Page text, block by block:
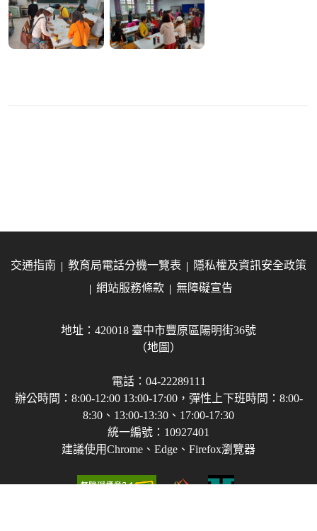
交通指南 教育局電話分機一覽表
隱私權及資訊安全政策
網站服務條款
無障礙宣告
地址：420018 臺中市豐原區陽明街36號
（地圖）
電話：04-22289111
辦公時間：8:00-12:00 13:00-17:00，彈性上下班時間：8:00-
8:30、13:00-13:30、17:00-17:30
統一編號：10927401
建議使用Chrome、Edge、Firefox瀏覽器